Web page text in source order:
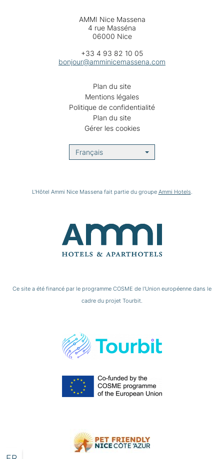
AMMI Nice Massena
4 rue Masséna
06000 Nice
+33 4 93 82 10 05
bonjour@amminicemassena.com
Plan du site
Mentions légales
Politique de confidentialité
Plan du site
Gérer les cookies
Français
L'Hôtel Ammi Nice Massena fait partie du groupe Ammi Hotels.
Ce site a été financé par le programme COSME de l'Union européenne dans le
cadre du projet Tourbit.